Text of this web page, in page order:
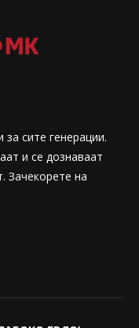
сите генерации.
и се дознаваат
Зачекорете на